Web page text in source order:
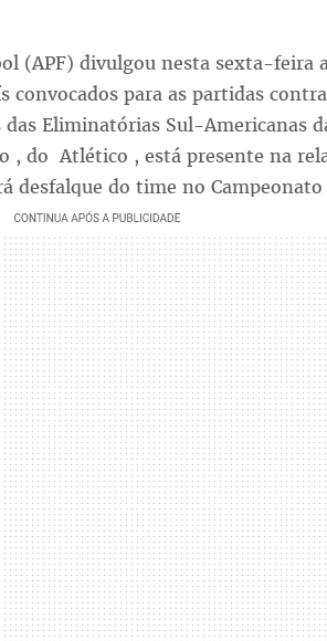
(APF) divulgou nesta sexta-feira
convocados para as partidas
das Eliminatórias Sul-Americanas
, do Atlético , está presente na
desfalque do time no